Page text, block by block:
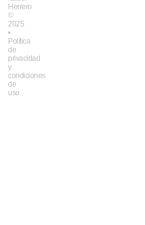
Herrero
©
2025
•
Política
de
privacidad
y
condiciones
de
uso